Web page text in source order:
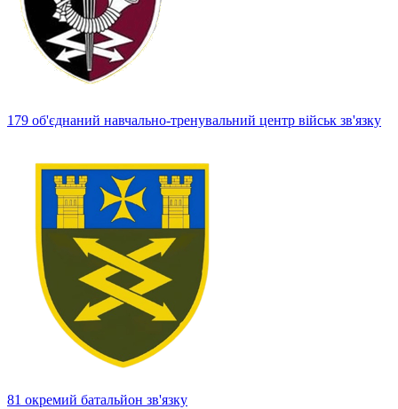
179 об'єднаний навчально-тренувальний центр військ зв'язку
81 окремий батальйон зв'язку